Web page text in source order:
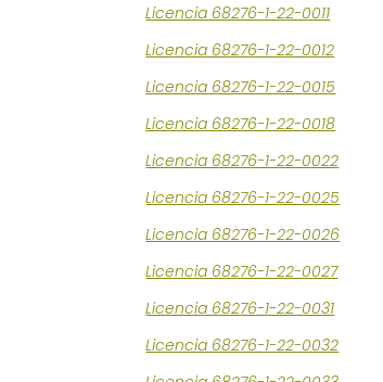
Licencia 68276-1-22-0011
Licencia 68276-1-22-0012
Licencia 68276-1-22-0015
Licencia 68276-1-22-0018
Licencia 68276-1-22-0022
Licencia 68276-1-22-0025
Licencia 68276-1-22-0026
Licencia 68276-1-22-0027
Licencia 68276-1-22-0031
Licencia 68276-1-22-0032